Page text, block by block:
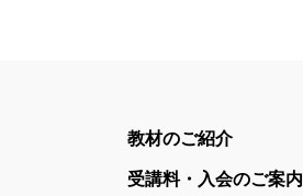
教材のご紹介
受講料・入会のご案内